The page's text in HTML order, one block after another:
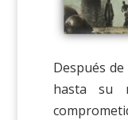
Después
hasta su